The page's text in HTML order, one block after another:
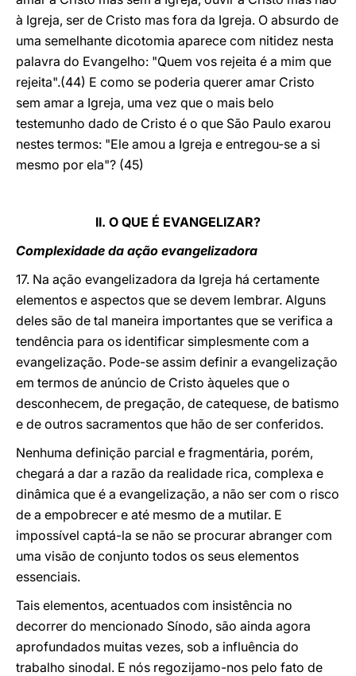
à Igreja, ser de Cristo mas fora da Igreja. O absurdo de
uma semelhante dicotomia aparece com nitidez nesta
palavra do Evangelho: "Quem vos rejeita é a mim que
rejeita".(44) E como se poderia querer amar Cristo
sem amar a Igreja, uma vez que o mais belo
testemunho dado de Cristo é o que São Paulo exarou
nestes termos: "Ele amou a Igreja e entregou-se a si
mesmo por ela"? (45)
II. O QUE É EVANGELIZAR?
Complexidade da ação evangelizadora
17. Na ação evangelizadora da Igreja há certamente
elementos e aspectos que se devem lembrar. Alguns
deles são de tal maneira importantes que se verifica a
tendência para os identificar simplesmente com a
evangelização. Pode-se assim definir a evangelização
em termos de anúncio de Cristo àqueles que o
desconhecem, de pregação, de catequese, de batismo
e de outros sacramentos que hão de ser conferidos.
Nenhuma definição parcial e fragmentária, porém,
chegará a dar a razão da realidade rica, complexa e
dinâmica que é a evangelização, a não ser com o risco
de a empobrecer e até mesmo de a mutilar. E
impossível captá-la se não se procurar abranger com
uma visão de conjunto todos os seus elementos
essenciais.
Tais elementos, acentuados com insistência no
decorrer do mencionado Sínodo, são ainda agora
aprofundados muitas vezes, sob a influência do
trabalho sinodal. E nós regozijamo-nos pelo fato de